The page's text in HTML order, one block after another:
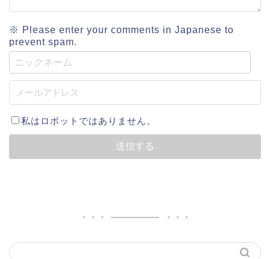
※ Please enter your comments in Japanese to
prevent spam.
私はロボットではありません。